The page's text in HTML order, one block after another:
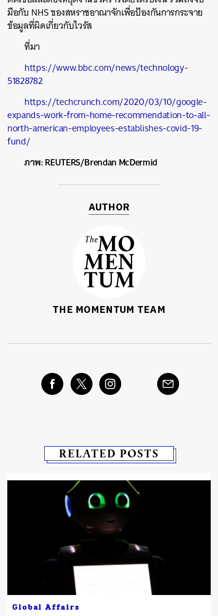
มือกับ NHS ของสหราชอาณาจักเพื่อป้องกันการกระจาย
ข้อมูลที่ผิดเกี่ยวกับไวรัส
ที่มา
https://www.bbc.com/news/technology-
51828782
https://techcrunch.com/2020/03/10/google-
expands-work-from-home-recommendation-to-all-
north-american-employees-establishes-covid-19-
fund/
ภาพ:REUTERS/Brendan McDermid
AUTHOR
THE MOMENTUM TEAM
RELATED POSTS
Global Affairs